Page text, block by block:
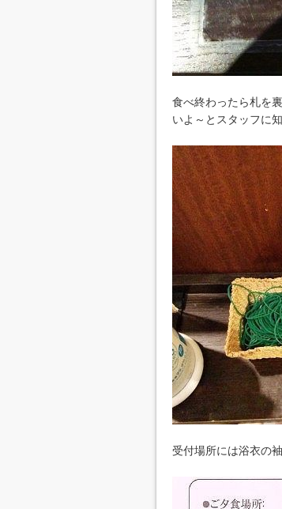
食べ終わったら札を
いよ～とスタッフに
受付場所には浴衣の